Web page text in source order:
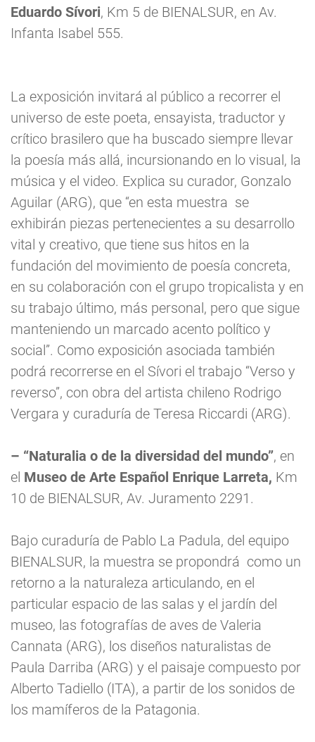
Eduardo Sívori, Km 5 de BIENALSUR, en Av.
Infanta Isabel 555.
La exposición invitará al público a recorrer el
universo de este poeta, ensayista, traductor y
crítico brasilero que ha buscado siempre llevar
la poesía más allá, incursionando en lo visual, la
música y el video. Explica su curador, Gonzalo
Aguilar (ARG), que “en esta muestra se
exhibirán piezas pertenecientes a su desarrollo
vital y creativo, que tiene sus hitos en la
fundación del movimiento de poesía concreta,
en su colaboración con el grupo tropicalista y en
su trabajo último, más personal, pero que sigue
manteniendo un marcado acento político y
social”. Como exposición asociada también
podrá recorrerse en el Sívori el trabajo “Verso y
reverso”, con obra del artista chileno Rodrigo
Vergara y curaduría de Teresa Riccardi (ARG).
– “Naturalia o de la diversidad del mundo”, en
el Museo de Arte Español Enrique Larreta, Km
10 de BIENALSUR, Av. Juramento 2291.
Bajo curaduría de Pablo La Padula, del equipo
BIENALSUR, la muestra se propondrá como un
retorno a la naturaleza articulando, en el
particular espacio de las salas y el jardín del
museo, las fotografías de aves de Valeria
Cannata (ARG), los diseños naturalistas de
Paula Darriba (ARG) y el paisaje compuesto por
Alberto Tadiello (ITA), a partir de los sonidos de
los mamíferos de la Patagonia.